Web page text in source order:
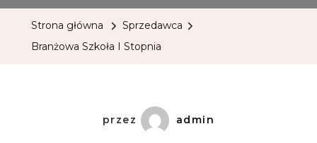
Strona główna
Sprzedawca
Branżowa Szkoła I Stopnia
przez admin